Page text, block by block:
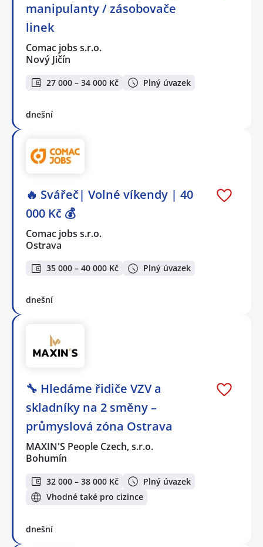
manipulanty / zásobovače
linek
Comac jobs s.r.o.
Nový Jičín
27 000 – 34 000 Kč Plný úvazek
dnešní
🔥 Svářeč| Volné víkendy | 40
000 Kč 💰
Comac jobs s.r.o.
Ostrava
35 000 – 40 000 Kč Plný úvazek
dnešní
🔧 Hledáme řidiče VZV a
skladníky na 2 směny –
průmyslová zóna Ostrava
MAXIN'S People Czech, s.r.o.
Bohumín
32 000 – 38 000 Kč
Plný úvazek
Vhodné také pro cizince
dnešní